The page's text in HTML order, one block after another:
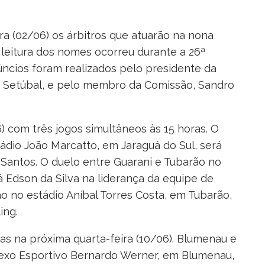
(02/06) os árbitros que atuarão na nona
dos nomes ocorreu durante a 26ª
foram realizados pelo presidente da
e pelo membro da Comissão, Sandro
três jogos simultâneos às 15 horas. O
João Marcatto, em Jaraguá do Sul, será
O duelo entre Guarani e Tubarão no
da Silva na liderança da equipe de
no estádio Aníbal Torres Costa, em Tubarão,
na próxima quarta-feira (10/06). Blumenau e
Esportivo Bernardo Werner, em Blumenau,